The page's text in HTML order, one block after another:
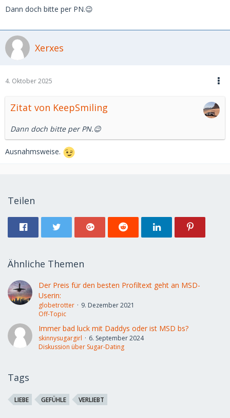
Dann doch bitte per PN.😉
Xerxes
4. Oktober 2025
Zitat von KeepSmiling
Dann doch bitte per PN.😉
Ausnahmsweise.
Teilen
Ähnliche Themen
Der Preis für den besten Profiltext geht an MSD-
Userin:
globetrotter
9. Dezember 2021
Off-Topic
Immer bad luck mit Daddys oder ist MSD bs?
skinnysugargirl
6. September 2024
Diskussion über Sugar-Dating
Tags
LIEBE GEFÜHLE VERLIEBT